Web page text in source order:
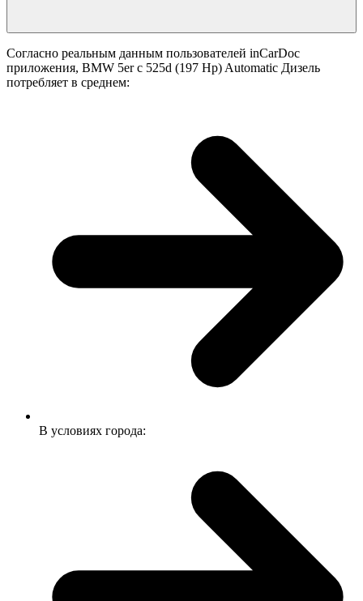
Согласно реальным данным пользователей inCarDoc
приложения, BMW 5er с 525d (197 Hp) Automatic Дизель
потребляет в среднем:
В условиях города: